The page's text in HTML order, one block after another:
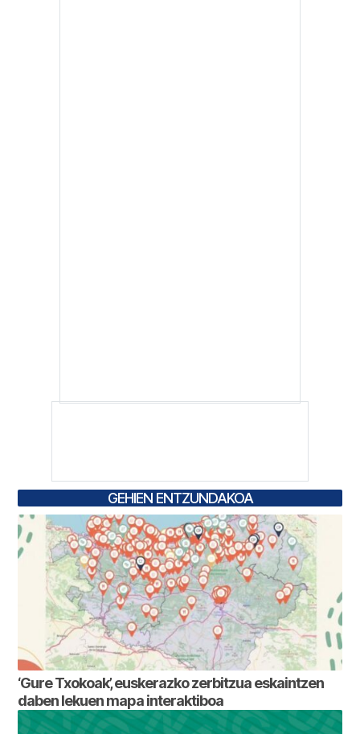
GEHIEN ENTZUNDAKOA
‘Gure Txokoak’, euskerazko zerbitzua eskaintzen
daben lekuen mapa interaktiboa